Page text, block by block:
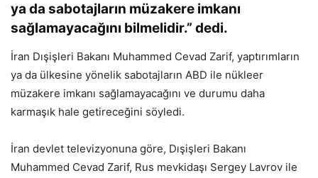
ya da sabotajların müzakere imkanı
sağlamayacağını bilmelidir.” dedi.
İran Dışişleri Bakanı Muhammed Cevad Zarif, yaptırımların
ya da ülkesine yönelik sabotajların ABD ile nükleer
müzakere imkanı sağlamayacağını ve durumu daha
karmaşık hale getireceğini söyledi.
İran devlet televizyonuna göre, Dışişleri Bakanı
Muhammed Cevad Zarif, Rus mevkidaşı Sergey Lavrov ile